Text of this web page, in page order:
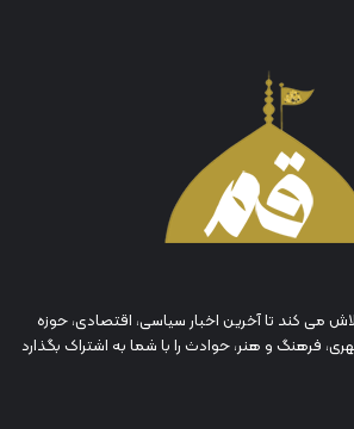
می کند تا آخرین اخبار سیاسی، اقتصادی، حوزه
فرهنگ و هنر، حوادث را با شما به اشتراک بگذارد